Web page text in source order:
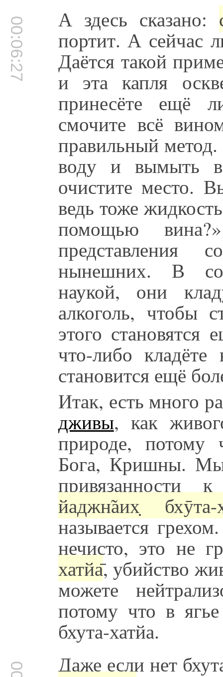
00:06:27 А здесь сказано:
портит. А сейчас
Даётся такой
и эта капля
принесёте ещё
смочите всё
правильный
воду и вымыть
очистите место.
ведь тоже
помощью
представления
нынешних. В
наукой, они
алкоголь, чтобы
этого
что-либо
становится ещё
Итак, есть много
дживы, как
природе, потому
Бога, Кришны. Мы
привязанности
йаджн̃аих̣ бхӯта-
называется
нечисто, это не
хатйа̄, убийство
можете
потому что в
бхута-хатйа.
Даже если нет